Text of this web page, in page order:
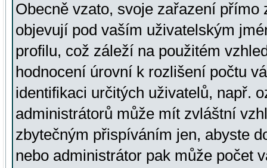
Obecně vzato, svoje zařazení přímo
objevují pod vaším uživatelským
profilu, což záleží na použitém
hodnocení úrovní k rozlišení počtu
identifikaci určitých uživatelů, např.
administrátorů může mít zvláštní
zbytečným přispíváním jen, abyste
nebo administrátor pak může počet